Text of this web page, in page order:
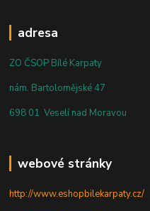
adresa
ZO ČSOP Bílé Karpaty
nám. Bartolomějské 47
698 01 Veselí nad Moravou
webové stránky
http://www.eshopbilekarpaty.cz/